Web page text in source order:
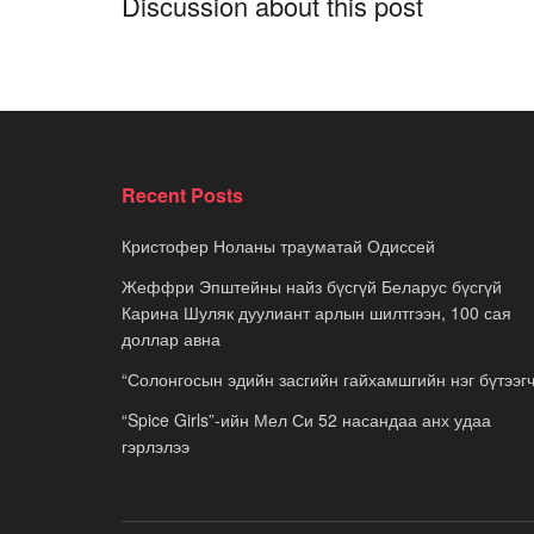
Recent Posts
Кристофер Ноланы трауматай Одиссей
Жеффри Эпштейны найз бүсгүй Беларус бүсгүй
Карина Шуляк дуулиант арлын шилтгээн, 100 сая
доллар авна
“Солонгосын эдийн засгийн гайхамшгийн нэг
“Spice Girls”-ийн Мел Си 52 насандаа анх удаа
гэрлэлээ